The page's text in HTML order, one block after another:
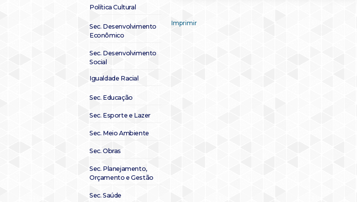
Política Cultural
Sec. Desenvolvimento
Econômico
Sec. Desenvolvimento
Social
Igualdade Racial
Sec. Educação
Sec. Esporte e Lazer
Sec. Meio Ambiente
Sec. Obras
Sec. Planejamento,
Orçamento e Gestão
Sec. Saúde
Imprimir